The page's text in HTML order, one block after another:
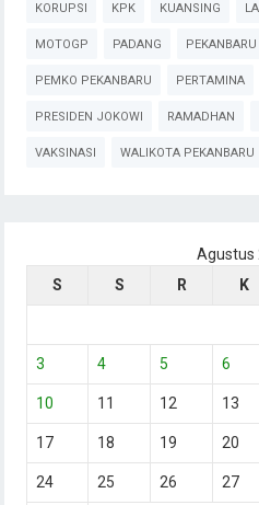
KORUPSI KPK KUANSING
MOTOGP PADANG PEKANBARU
PEMKO PEKANBARU PERTAMINA
PRESIDEN JOKOWI RAMADHAN
VAKSINASI WALIKOTA PEKANBARU
Agustus
S
S R K
3 4 5 6
10 11 12 13
17 18 19 20
24 25 26 27